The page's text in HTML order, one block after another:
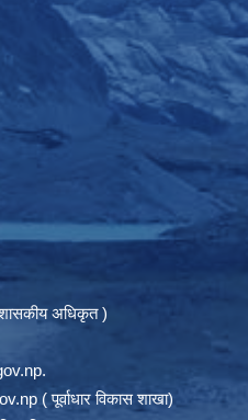
अधिकृत )
.
( पूर्वाधार विकास शाखा)